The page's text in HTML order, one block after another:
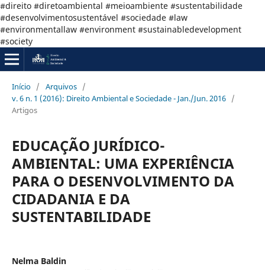
#direito #diretoambiental #meioambiente #sustentabilidade
#desenvolvimentosustentável #sociedade #law
#environmentallaw #environment #sustainabledevelopment
#society
Início / Arquivos /
v. 6 n. 1 (2016): Direito Ambiental e Sociedade - Jan./Jun. 2016 /
Artigos
EDUCAÇÃO JURÍDICO-
AMBIENTAL: UMA EXPERIÊNCIA
PARA O DESENVOLVIMENTO DA
CIDADANIA E DA
SUSTENTABILIDADE
Nelma Baldin